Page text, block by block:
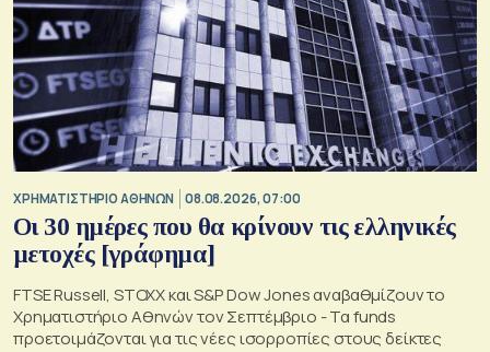
XΡΗΜΑΤΙΣΤΗΡΙΟ ΑΘΗΝΩΝ 08.08.2026, 07:00
Οι 30 ημέρες που θα κρίνουν τις ελληνικές
μετοχές [γράφημα]
FTSE Russell, STOXX και S&P Dow Jones αναβαθμίζουν το
Χρηματιστήριο Αθηνών τον Σεπτέμβριο - Τα funds
προετοιμάζονται για τις νέες ισορροπίες στους δείκτες